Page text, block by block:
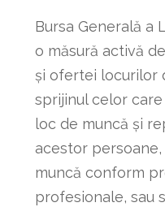
Bursa Generală a
o măsură activă
și ofertei locurilor
sprijinul celor
loc de muncă și
acestor
muncă conform
profesionale, sau